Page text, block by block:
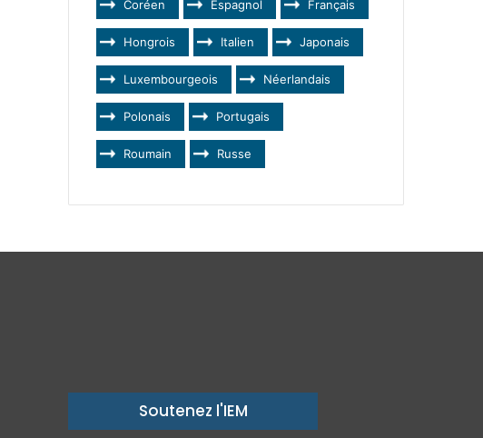
Coréen Espagnol Français
Hongrois Italien Japonais
Luxembourgeois Néerlandais
Polonais Portugais
Roumain Russe
Soutenez l'IEM